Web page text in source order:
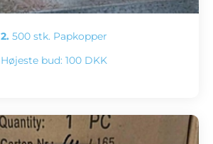
2. 500 stk. Papkopper
Højeste bud: 100 DKK